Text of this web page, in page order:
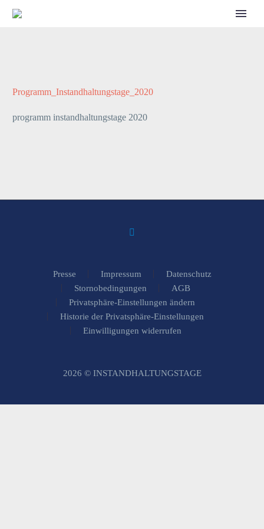
Programm_Instandhaltungstage_2020
programm instandhaltungstage 2020
Presse Impressum
Datenschutz
Stornobedingungen
AGB
Privatsphäre-Einstellungen ändern
Historie der Privatsphäre-Einstellungen
Einwilligungen widerrufen
2026 © INSTANDHALTUNGSTAGE